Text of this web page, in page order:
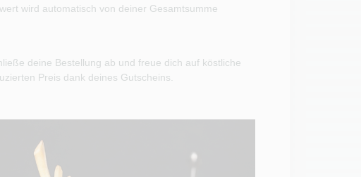
wird automatisch von deiner Gesamtsumme
deine Bestellung ab und freue dich auf köstliche
Preis dank deines Gutscheins.